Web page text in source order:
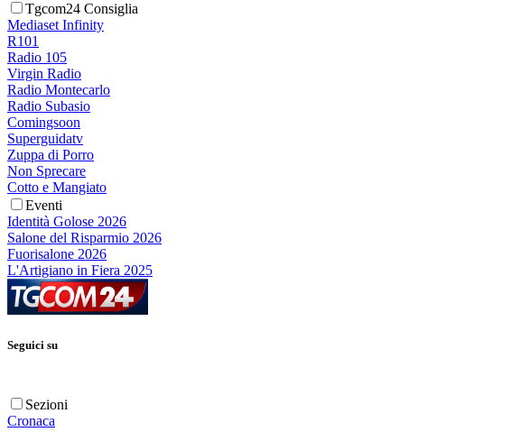
Tgcom24 Consiglia
Mediaset Infinity
R101
Radio 105
Virgin Radio
Radio Montecarlo
Radio Subasio
Comingsoon
Superguidatv
Zuppa di Porro
Non Sprecare
Cotto e Mangiato
Eventi
Identità Golose 2026
Salone del Risparmio 2026
Fuorisalone 2026
L'Artigiano in Fiera 2025
Seguici su
Sezioni
Cronaca